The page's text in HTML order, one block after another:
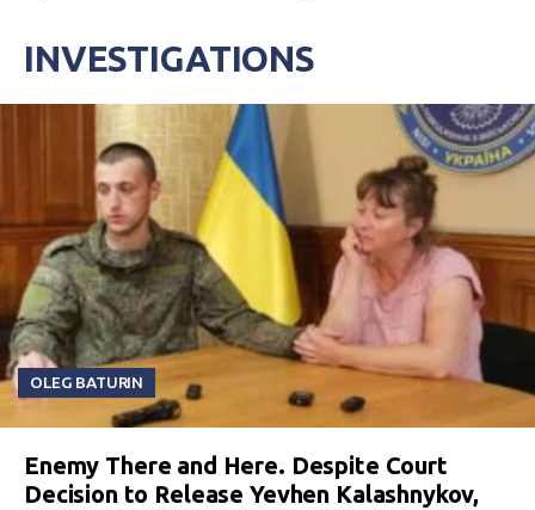
INVESTIGATIONS
OLEG BATURIN
Enemy There and Here. Despite Court
Decision to Release Yevhen Kalashnykov,